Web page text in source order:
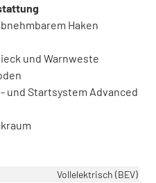
Haken
und Warnweste
und Startsystem Advanced
Vollelektrisch (BEV)